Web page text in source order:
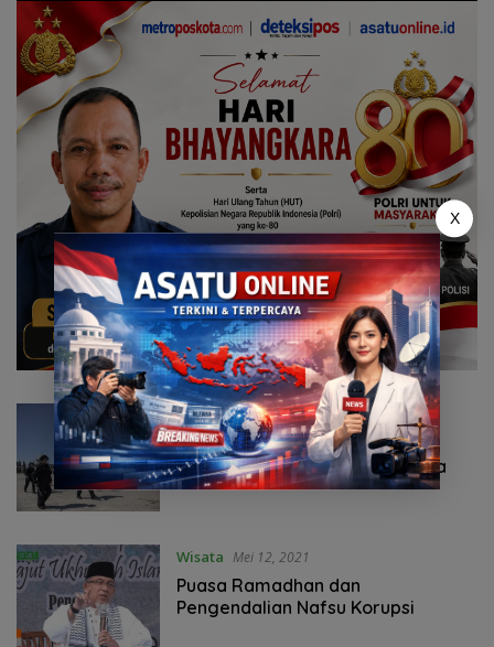
Uncategorized Mei 12, 2021
AWG Himbau Khatib Iedul Fitri
Sampaikan Tema Bela Palestina
Wisata Mei 12, 2021
Puasa Ramadhan dan
Pengendalian Nafsu Korupsi
X